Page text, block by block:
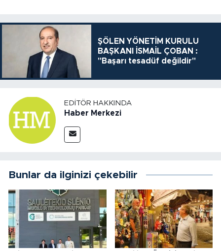
ŞÖLEN YÖNETİM KURULU
BAŞKANI İSMAİL ÇOBAN :
"Başarı tesadüf değildir"
EDITÖR HAKKINDA
Haber Merkezi
Bunlar da ilginizi çekebilir